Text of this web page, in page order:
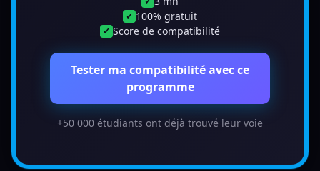
✓ 100% gratuit
✓ Score de compatibilité
Tester ma compatibilité avec ce
programme
+50 000 étudiants ont déjà trouvé leur voie